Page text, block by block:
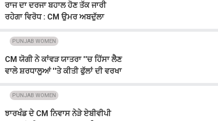
ਰਾਜ ਦਾ ਦਰਜਾ ਬਹਾਲ ਹੋਣ ਤੱਕ ਜਾਰੀ
ਰਹੇਗਾ ਵਿਰੋਧ : CM ਉਮਰ ਅਬਦੁੱਲਾ
PUNJAB WOMEN
CM ਯੋਗੀ ਨੇ ਕਾਂਵੜ ਯਾਤਰਾ ''ਚ ਹਿੱਸਾ ਲੈਣ
ਵਾਲੇ ਸ਼ਰਧਾਲੂਆਂ ''ਤੇ ਕੀਤੀ ਫੁੱਲਾਂ ਦੀ ਵਰਖਾ
PUNJAB WOMEN
ਝਾਰਖੰਡ ਦੇ CM ਨਿਵਾਸ ਨੇੜੇ ਏਬੀਵੀਪੀ